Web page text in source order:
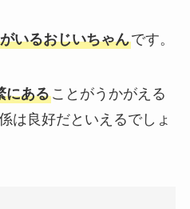
いるおじいちゃんです。
にあることがうかがえる
は良好だといえるでしょ